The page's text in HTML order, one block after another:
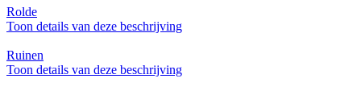
Rolde
Toon details van deze beschrijving
Ruinen
Toon details van deze beschrijving